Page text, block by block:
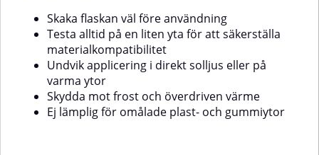
Skaka flaskan väl före användning
Testa alltid på en liten yta för att säkerställa
materialkompatibilitet
Undvik applicering i direkt solljus eller på
varma ytor
Skydda mot frost och överdriven värme
Ej lämplig för omålade plast- och gummiytor